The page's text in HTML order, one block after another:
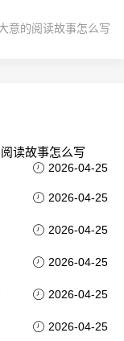
意的阅读故事怎么写
读故事怎么写
2026-04-25
2026-04-25
2026-04-25
2026-04-25
2026-04-25
2026-04-25